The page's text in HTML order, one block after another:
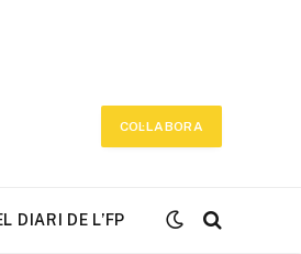
COL·LABORA
DIARI DE L’FP